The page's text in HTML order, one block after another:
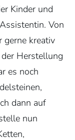
Kinder und
Von
gerne kreativ
Herstellung
es noch
dann auf
nun